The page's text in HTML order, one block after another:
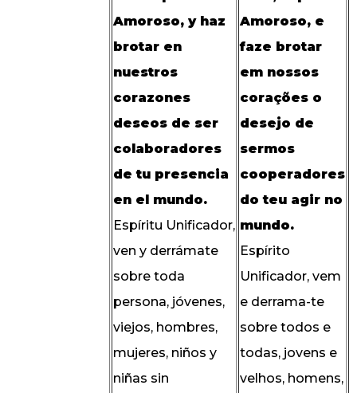
Amoroso, y haz
brotar en
nuestros
corazones
deseos de ser
colaboradores
de tu presencia
en el mundo.
Espíritu Unificador,
ven y derrámate
sobre toda
persona, jóvenes,
viejos, hombres,
mujeres, niños y
niñas sin
Amoroso, e
faze brotar
em nossos
corações o
desejo de
sermos
cooperadores
do teu agir no
mundo.
Espírito
Unificador, vem
e derrama-te
sobre todos e
todas, jovens e
velhos, homens,